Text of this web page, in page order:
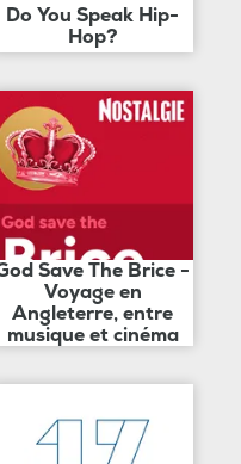
Do You Speak Hip-
Hop?
Save The Brice -
Voyage en
Angleterre, entre
musique et cinéma